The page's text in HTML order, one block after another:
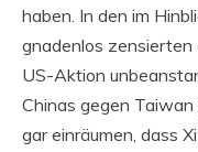
haben. In den im
gnadenlos zensierten
US-Aktion
Chinas gegen
gar einräumen, dass